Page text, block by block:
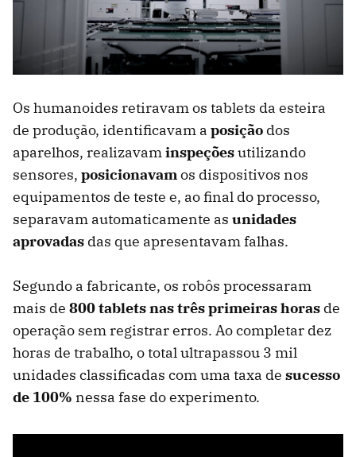
Os humanoides retiravam os tablets da esteira
de produção, identificavam a posição dos
aparelhos, realizavaminspeçõesutilizando
sensores, posicionavamos dispositivos nos
equipamentos de teste e, ao final do processo,
separavam automaticamente as unidades
aprovadas das que apresentavam falhas.
Segundo a fabricante, os robôs processaram
mais de 800 tablets nas três primeiras horas de
operação sem registrar erros. Ao completar dez
horas de trabalho, o total ultrapassou 3 mil
unidades classificadas com uma taxa de sucesso
de 100% nessa fase do experimento.